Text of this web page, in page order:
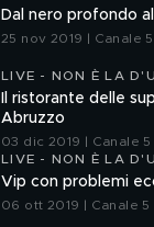
Dal nero profondo
25 nov 2019 | Canale 5
LIVE - NON È LA
Il ristorante delle
Abruzzo
03 dic 2019 | Canale 5
LIVE - NON È LA
Vip con problemi
06 ott 2019 | Canale 5